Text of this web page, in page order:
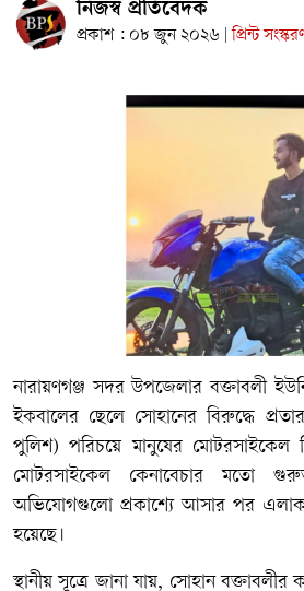
নিজস্ব প্রতিবেদক
প্রকাশ : ০৮ জুন ২০২৬ প্রিন্ট
নারায়ণগঞ্জ সদর উপজেলার বক্তাবলী
ইকবালের ছেলে সোহানের বিরুদ্ধে
পুলিশ) পরিচয়ে মানুষের মোটরসাইকেল
মোটরসাইকেল কেনাবেচার মতো
অভিযোগগুলো প্রকাশ্যে আসার পর
হয়েছে।
স্থানীয় সূত্রে জানা যায়, সোহান